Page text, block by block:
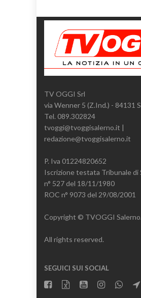
TV OGGI Srl
via Wenner 5 (Z.Ind.) - 84131
Tel. 089.302824
tvoggi@tvoggisalerno.it |
redazione@tvoggisalerno.it
P. Iva 01224820652
Iscrizione testata Tribunale di
n° 527 del 18/11/1980
ROC n° 9073 del 29/08/2001
Copyright © TVOGGI Salerno.
All rights reserved.
SEGUICI SUI SOCIAL